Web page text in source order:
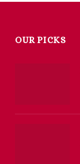
OUR PICKS